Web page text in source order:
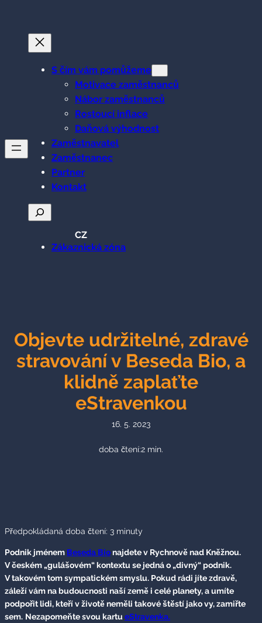
S čím vám pomůžeme
Motivace zaměstnanců
Nábor zaměstnanců
Rostoucí inflace
Daňová výhodnost
Zaměstnavatel
Zaměstnanec
Partner
Kontakt
Hledat
CZ
Zákaznická zóna
Objevte udržitelné, zdravé
stravování v Beseda Bio, a
klidně zaplaťte
eStravenkou
16. 5. 2023
doba čtení:2 min.
Předpokládaná doba čtení: 3 minuty
Podnik jménem Beseda Bionajdete v Rychnově nad Kněžnou.
V českém „gulášovém“ kontextu se jedná o „divný“ podnik.
V takovém tom sympatickém smyslu. Pokud rádi jíte zdravě,
záleží vám na budoucnosti naší země i celé planety, a umíte
podpořit lidi, kteří v životě neměli takové štěstí jako vy, zamiřte
sem. Nezapomeňte svou kartu eStravenka.